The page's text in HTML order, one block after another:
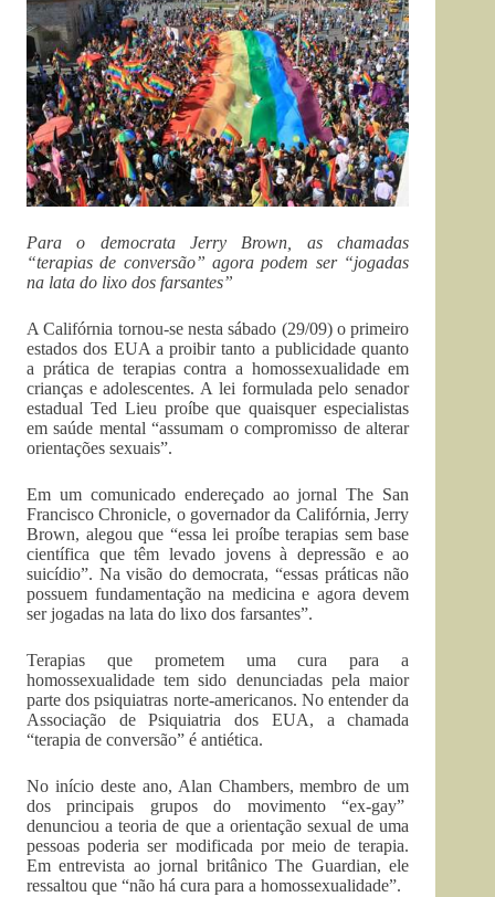
Para o democrata Jerry Brown, as chamadas
“terapias de conversão” agora podem ser “jogadas
na lata do lixo dos farsantes”
A Califórnia tornou-se nesta sábado (29/09) o primeiro
estados dos EUA a proibir tanto a publicidade quanto
a prática de terapias contra a homossexualidade em
crianças e adolescentes. A lei formulada pelo senador
estadual Ted Lieu proíbe que quaisquer especialistas
em saúde mental “assumam o compromisso de alterar
orientações sexuais”.
Em um comunicado endereçado ao jornal The San
Francisco Chronicle, o governador da Califórnia, Jerry
Brown, alegou que “essa lei proíbe terapias sem base
científica que têm levado jovens à depressão e ao
suicídio”. Na visão do democrata, “essas práticas não
possuem fundamentação na medicina e agora devem
ser jogadas na lata do lixo dos farsantes”.
Terapias que prometem uma cura para a
homossexualidade tem sido denunciadas pela maior
parte dos psiquiatras norte-americanos. No entender da
Associação de Psiquiatria dos EUA, a chamada
“terapia de conversão” é antiética.
No início deste ano, Alan Chambers, membro de um
dos principais grupos do movimento “ex-gay”
denunciou a teoria de que a orientação sexual de uma
pessoas poderia ser modificada por meio de terapia.
Em entrevista ao jornal britânico The Guardian, ele
ressaltou que “não há cura para a homossexualidade”.